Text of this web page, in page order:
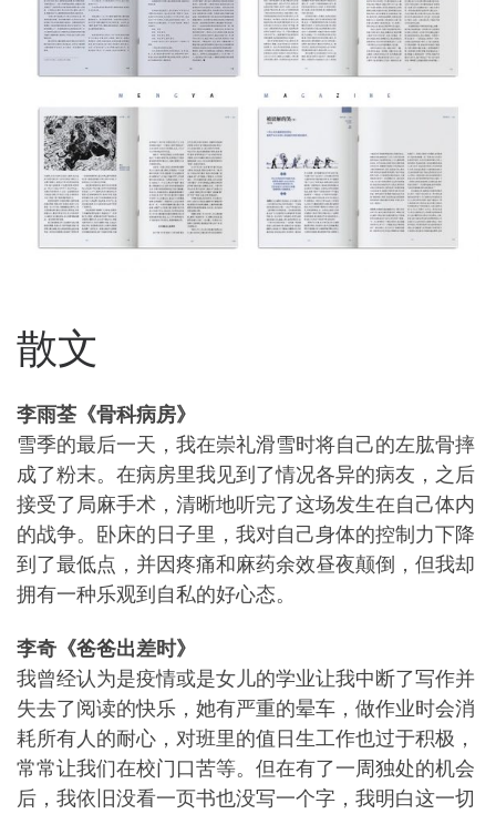
散文
李雨荃《骨科病房》
雪季的最后一天，我在崇礼滑雪时将自己的左肱骨摔
成了粉末。在病房里我见到了情况各异的病友，之后
接受了局麻手术，清晰地听完了这场发生在自己体内
的战争。卧床的日子里，我对自己身体的控制力下降
到了最低点，并因疼痛和麻药余效昼夜颠倒，但我却
拥有一种乐观到自私的好心态。
李奇《爸爸出差时》
我曾经认为是疫情或是女儿的学业让我中断了写作并
失去了阅读的快乐，她有严重的晕车，做作业时会消
耗所有人的耐心，对班里的值日生工作也过于积极，
常常让我们在校门口苦等。但在有了一周独处的机会
后，我依旧没看一页书也没写一个字，我明白这一切